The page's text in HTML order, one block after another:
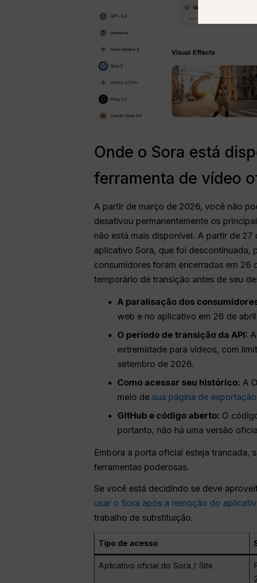
Onde o Sora está
ferramenta de vídeo
A partir de março de 2026, você não
desativou permanentemente os
não está mais disponível. A partir de
aplicativo Sora, que foi descontinuada,
consumidores foram encerradas em 26
temporário de transição antes de seu
A paralisação dos
web e no aplicativo em 26 de
O período de transição da API:
extremidade para vídeos, com
setembro de 2026.
Como acessar seu histórico: A
meio de sua página de
GitHub e código aberto: O
portanto, não há uma versão
Embora a porta oficial esteja trancada,
ferramentas poderosas.
Se você está decidindo se deve
usar o Sora após a remoção do
trabalho de substituição.
Tipo de acesso
Aplicativo oficial do Sora / Site